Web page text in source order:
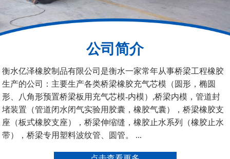
空心板内模 桥梁空心板气囊
桥梁空心板气囊 八角桥梁板内模
公司简介
衡水亿泽橡胶制品有限公司是衡水一家常年从事桥梁工程橡胶
生产的公司：主要生产各类桥梁橡胶充气芯模（圆形，椭圆
形、八角形预置桥梁板用充气芯模-内模）,桥梁内模，管道封
堵装置（管道闭水闭气实验用胶囊，橡胶气囊），桥梁橡胶支
座（板式橡胶支座），桥梁伸缩缝，橡胶止水系列（橡胶止水
带），桥梁专用塑料波纹管、圆管。 ...